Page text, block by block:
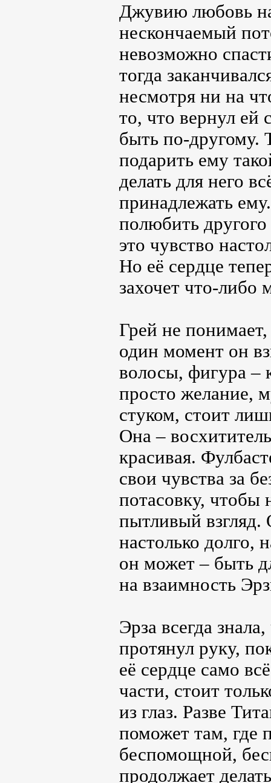
Джувию любовь
нескончаемый
невозможно
тогда
несмотря ни на
то, что вернул ей
быть по-другому.
подарить ему
делать для него
принадлежать
полюбить
это чувство
Но её сердце
захочет что-либо
Грей не
один момент он
волосы, фигура –
просто желание,
стуком, стоит
Она –
красивая.
свои чувства за
потасовку, чтобы
пытливый взгляд.
настолько долго,
он может – быть
на взаимность
Эрза всегда
протянул руку,
её сердце само
части, стоит
из глаз. Разве
поможет там, где
беспомощной,
продолжает